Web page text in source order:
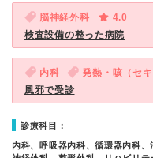
脳神経外科
4.0
検査設備の整った病院
内科 発熱・咳（セキ
風邪で受診
診療科目：
内科、呼吸器内科、循環器内科